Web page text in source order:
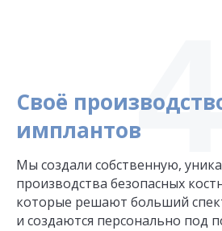
Своё
имплантов
Мы создали собственную,
производства безопасных
которые решают больший
и создаются персонально под